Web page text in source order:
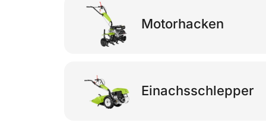
Motorhacken
Einachsschlepper